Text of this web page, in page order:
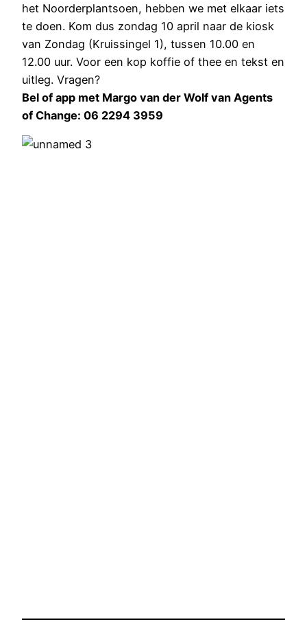
het Noorderplantsoen, hebben we met elkaar iets
te doen. Kom dus zondag 10 april naar de kiosk
van Zondag (Kruissingel 1), tussen 10.00 en
12.00 uur. Voor een kop koffie of thee en tekst en
uitleg. Vragen?
Bel of app met Margo van der Wolf van Agents
of Change: 06 2294 3959